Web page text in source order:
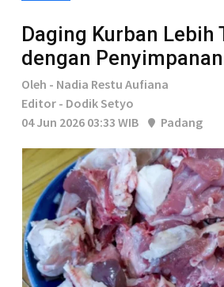
Daging Kurban Lebih
dengan
Oleh - Nadia Restu Aufiana
Editor - Dodik Setyo
04 Jun 2026 03:33 WIB
Padang